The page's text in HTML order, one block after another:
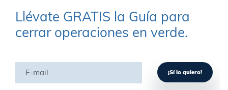
Llévate GRATIS la Guía para
cerrar operaciones en verde.